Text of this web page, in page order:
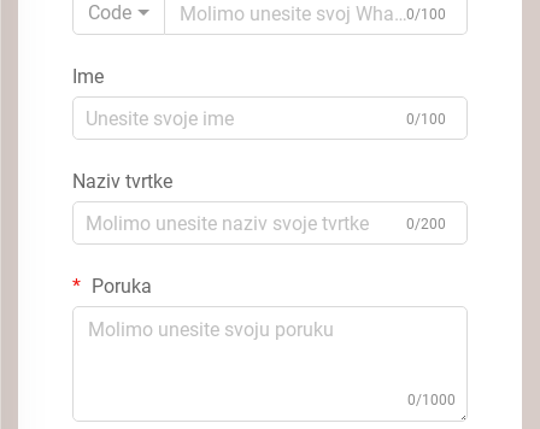
Code
0/100
Ime
0/100
Naziv tvrtke
0/200
Poruka
0/1000